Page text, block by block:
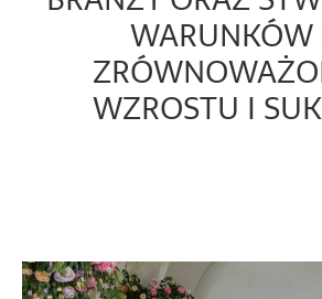
WARUNKÓW
WZROSTU I